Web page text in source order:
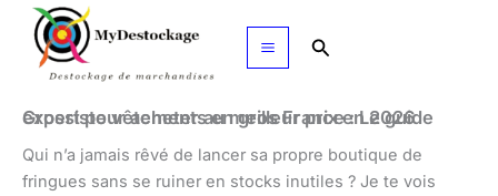
Aller
contenu
Rechercher
Grossiste vêtements en gros France : Le guide expert pour acheter au meilleur prix en 2026
Qui n’a jamais rêvé de lancer sa propre boutique de
fringues sans se ruiner en stocks inutiles ? Je te vois